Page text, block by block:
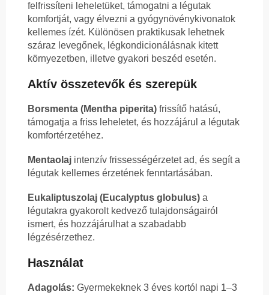
felfrissíteni leheletüket, támogatni a légutak
komfortját, vagy élvezni a gyógynövénykivonatok
kellemes ízét. Különösen praktikusak lehetnek
száraz levegőnek, légkondicionálásnak kitett
környezetben, illetve gyakori beszéd esetén.
Aktív összetevők és szerepük
Borsmenta (Mentha piperita) frissítő hatású,
támogatja a friss leheletet, és hozzájárul a légutak
komfortérzetéhez.
Mentaolaj intenzív frissességérzetet ad, és segít a
légutak kellemes érzetének fenntartásában.
Eukaliptuszolaj (Eucalyptus globulus) a
légutakra gyakorolt kedvező tulajdonságairól
ismert, és hozzájárulhat a szabadabb
légzésérzethez.
Használat
Adagolás: Gyermekeknek 3 éves kortól napi 1–3